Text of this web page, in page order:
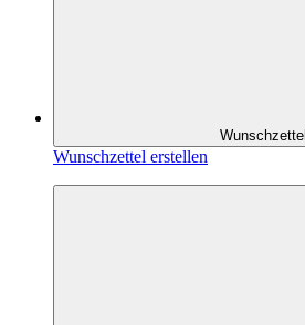
Wunschzettel
Wunschzettel erstellen